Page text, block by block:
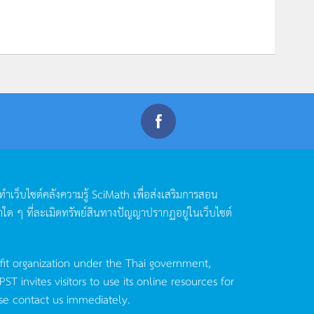
ำเว็บไซต์คลังความรู้SciMath เพื่อส่งเสริมการสอน
ด ๆ ที่ละเมิดทรัพย์สินทางปัญญาปรากฏอยู่ในเว็บไซต์
organization under the Thai government,
invites visitors to use its online resources for
contact us immediately.